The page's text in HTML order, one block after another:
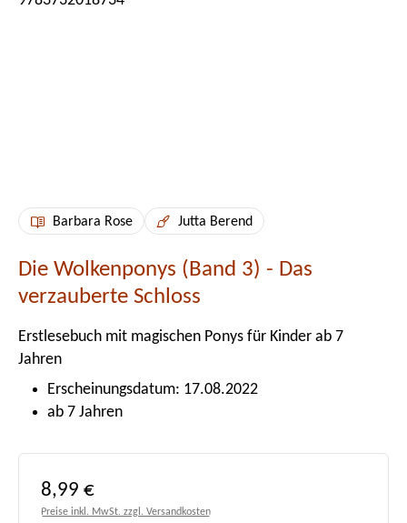
Barbara Rose Jutta Berend
Die Wolkenponys (Band 3) - Das
verzauberte Schloss
Erstlesebuch mit magischen Ponys für Kinder ab 7
Jahren
Erscheinungsdatum: 17.08.2022
ab 7 Jahren
Regulärer Preis:
8,99 €
Preise inkl. MwSt. zzgl. Versandkosten